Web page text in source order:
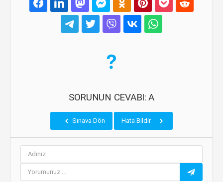
SORUNUN CEVABI: A
Sınava Dön Hata Bildir